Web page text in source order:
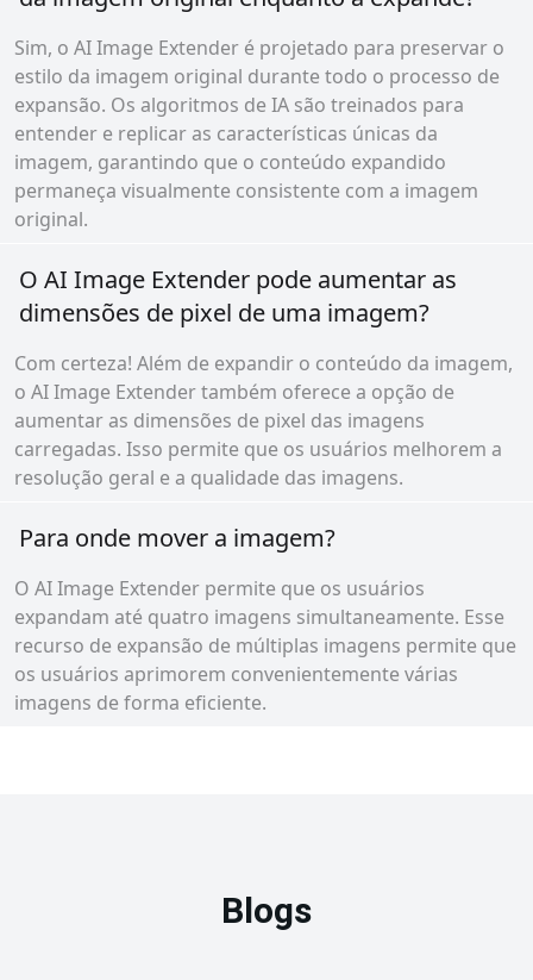
Sim, o AI Image Extender é projetado para preservar o
estilo da imagem original durante todo o processo de
expansão. Os algoritmos de IA são treinados para
entender e replicar as características únicas da
imagem, garantindo que o conteúdo expandido
permaneça visualmente consistente com a imagem
original.
O AI Image Extender pode aumentar as
dimensões de pixel de uma imagem?
Com certeza! Além de expandir o conteúdo da imagem,
o AI Image Extender também oferece a opção de
aumentar as dimensões de pixel das imagens
carregadas. Isso permite que os usuários melhorem a
resolução geral e a qualidade das imagens.
Para onde mover a imagem?
O AI Image Extender permite que os usuários
expandam até quatro imagens simultaneamente. Esse
recurso de expansão de múltiplas imagens permite que
os usuários aprimorem convenientemente várias
imagens de forma eficiente.
Blogs